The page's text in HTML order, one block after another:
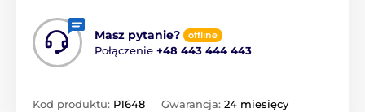
Masz pytanie? offline
Połączenie +48 443 444 443
Kod produktu: P1648 Gwarancja: 24 miesięcy